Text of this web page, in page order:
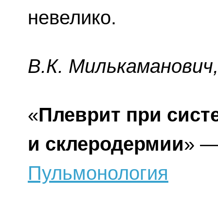
невелико.
В.К.
«Плеврит при
и склеродермии» —
Пульмонология